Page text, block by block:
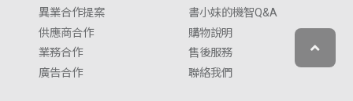
異業合作提案
供應商合作
業務合作
廣告合作
書小妹的機智Q&A
購物說明
售後服務
聯絡我們